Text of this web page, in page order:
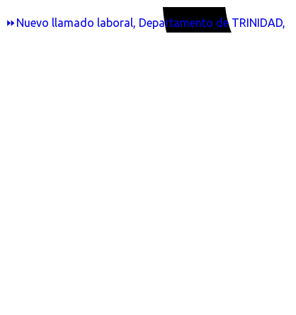
⏩Nuevo llamado laboral, Departamento de TRINIDAD,